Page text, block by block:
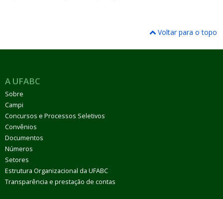
Voltar para o topo
A UFABC
Sobre
Campi
Concursos e Processos Seletivos
Convênios
Documentos
Números
Setores
Estrutura Organizacional da UFABC
Transparência e prestação de contas